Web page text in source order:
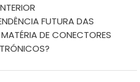
FUTURA DAS
DE CONECTORES